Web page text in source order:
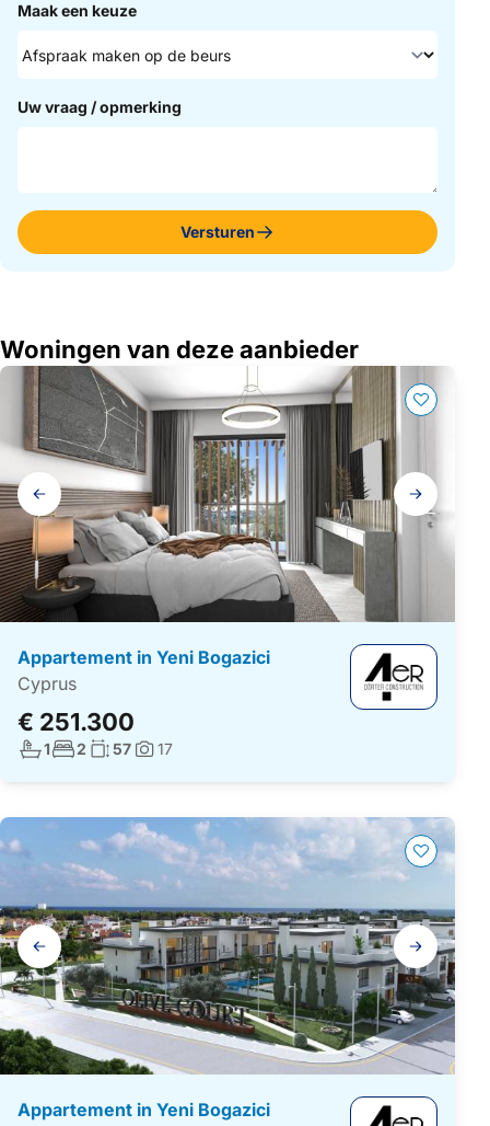
Maak een keuze
Uw vraag / opmerking
Versturen
Woningen van deze aanbieder
Galerij
navigatie
Appartement in Yeni Bogazici
Cyprus
€ 251.300
Aantal badkamers:
1Aantal slaapkamers:
2 Woonoppervlakte:
57 Foto's:
17
Galerij
navigatie
Appartement in Yeni Bogazici